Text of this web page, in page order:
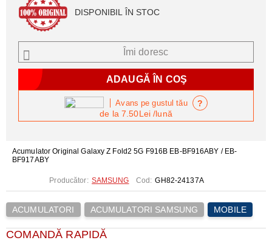
Acumulator Original Galaxy Z Fold2 5G F916B EB-BF916ABY / EB-
BF917ABY
Producător: SAMSUNG Cod: GH82-24137A
ACUMULATORI ACUMULATORI SAMSUNG MOBILE
COMANDĂ RAPIDĂ
DISPONIBIL ÎN STOC
Îmi doresc
de la 7.50Lei/lună
Avans pe gustul tău ?